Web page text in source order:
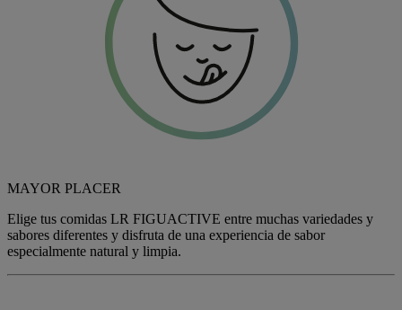
MAYOR PLACER
Elige tus comidas LR FIGUACTIVE entre muchas variedades y
sabores diferentes y disfruta de una experiencia de sabor
especialmente natural y limpia.